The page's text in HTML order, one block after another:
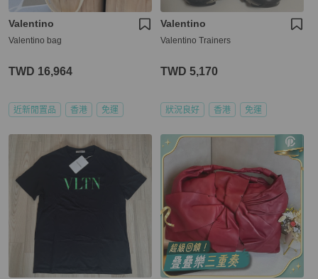
Valentino
Valentino bag
TWD 16,964
近新閒置品 香港 免運
Valentino
Valentino Trainers
TWD 5,170
狀況良好 香港 免運